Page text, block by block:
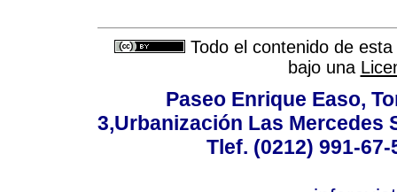
Todo el contenido de
bajo una
Paseo Enrique Easo,
3,Urbanización Las Mercedes
Tlef. (0212) 991-